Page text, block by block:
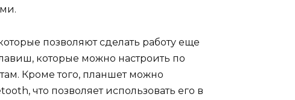
позволяют сделать работу еще
которые можно настроить по
Кроме того, планшет можно
что позволяет использовать его в